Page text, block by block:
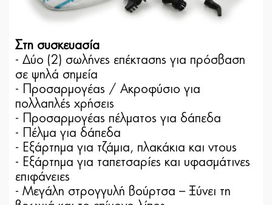
Στη συσκευασία
- Δύο (2) σωλήνες επέκτασης για πρόσβαση
σε ψηλά σημεία
- Προσαρμογέας / Ακροφύσιο για
πολλαπλές χρήσεις
- Προσαρμογέας πέλματος για δάπεδα
- Πέλμα για δάπεδα
- Εξάρτημα για τζάμια, πλακάκια και ντους
- Εξάρτημα για ταπετσαρίες και υφασμάτινες
επιφάνειες
- Μεγάλη στρογγυλή βούρτσα – Ξύνει τη